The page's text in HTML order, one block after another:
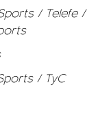
/ Telefe /
/ TyC